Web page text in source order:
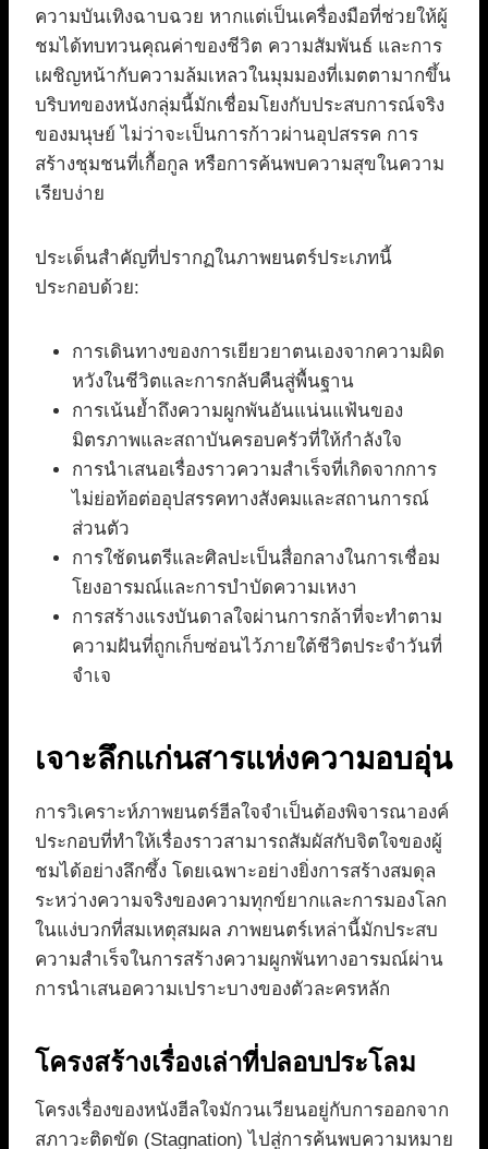
ความบันเทิงฉาบฉวย หากแต่เป็นเครื่องมือที่ช่วยให้ผู้
ชมได้ทบทวนคุณค่าของชีวิต ความสัมพันธ์ และการ
เผชิญหน้ากับความล้มเหลวในมุมมองที่เมตตามากขึ้น
บริบทของหนังกลุ่มนี้มักเชื่อมโยงกับประสบการณ์จริง
ของมนุษย์ ไม่ว่าจะเป็นการก้าวผ่านอุปสรรค การ
สร้างชุมชนที่เกื้อกูล หรือการค้นพบความสุขในความ
เรียบง่าย
ประเด็นสำคัญที่ปรากฏในภาพยนตร์ประเภทนี้
ประกอบด้วย:
การเดินทางของการเยียวยาตนเองจากความผิด
หวังในชีวิตและการกลับคืนสู่พื้นฐาน
การเน้นย้ำถึงความผูกพันอันแน่นแฟ้นของ
มิตรภาพและสถาบันครอบครัวที่ให้กำลังใจ
การนำเสนอเรื่องราวความสำเร็จที่เกิดจากการ
ไม่ย่อท้อต่ออุปสรรคทางสังคมและสถานการณ์
ส่วนตัว
การใช้ดนตรีและศิลปะเป็นสื่อกลางในการเชื่อม
โยงอารมณ์และการบำบัดความเหงา
การสร้างแรงบันดาลใจผ่านการกล้าที่จะทำตาม
ความฝันที่ถูกเก็บซ่อนไว้ภายใต้ชีวิตประจำวันที่
จำเจ
เจาะลึกแก่นสารแห่งความอบอุ่น
การวิเคราะห์ภาพยนตร์ฮีลใจจำเป็นต้องพิจารณาองค์
ประกอบที่ทำให้เรื่องราวสามารถสัมผัสกับจิตใจของผู้
ชมได้อย่างลึกซึ้ง โดยเฉพาะอย่างยิ่งการสร้างสมดุล
ระหว่างความจริงของความทุกข์ยากและการมองโลก
ในแง่บวกที่สมเหตุสมผล ภาพยนตร์เหล่านี้มักประสบ
ความสำเร็จในการสร้างความผูกพันทางอารมณ์ผ่าน
การนำเสนอความเปราะบางของตัวละครหลัก
โครงสร้างเรื่องเล่าที่ปลอบประโลม
โครงเรื่องของหนังฮีลใจมักวนเวียนอยู่กับการออกจาก
สภาวะติดขัด (Stagnation) ไปสู่การค้นพบความหมาย